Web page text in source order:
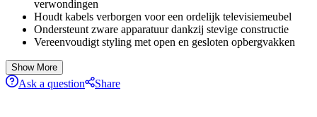
verwondingen
Houdt kabels verborgen voor een ordelijk televisiemeubel
Ondersteunt zware apparatuur dankzij stevige constructie
Vereenvoudigt styling met open en gesloten opbergvakken
Show More
Ask a question Share